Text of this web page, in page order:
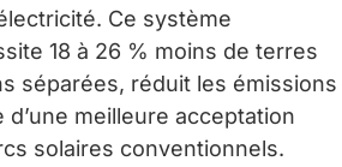
Ce système
18 à 26 % moins de terres
séparées, réduit les émissions
d’une meilleure acceptation
solaires conventionnels.